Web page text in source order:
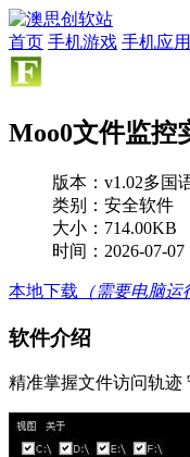
首页 手机游戏 手机应用
Moo0文件监控
版本： v1.02多国
类别：安全软件
大小：714.00KB
时间：2026-07-07
本地下载 （需要电脑运
软件介绍
精准掌握文件访问轨迹